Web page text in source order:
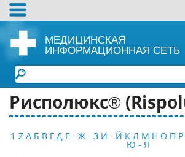
МЕДИЦИНСКАЯ
ИНФОРМАЦИОННАЯ СЕТЬ
Рисполюкс®
1-Z А Б В Г Д Е - Ж - З И - Й К Л М Н О П Р
Ю - Я